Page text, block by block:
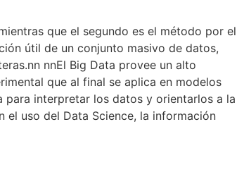
que el segundo es el método por el
útil de un conjunto masivo de datos,
nn nnEl Big Data provee un alto
que al final se aplica en modelos
para interpretar los datos y orientarlos a la
uso del Data Science, la información